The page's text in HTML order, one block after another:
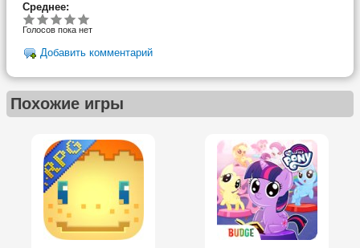
Среднее:
Голосов пока нет
Добавить комментарий
Похожие игры